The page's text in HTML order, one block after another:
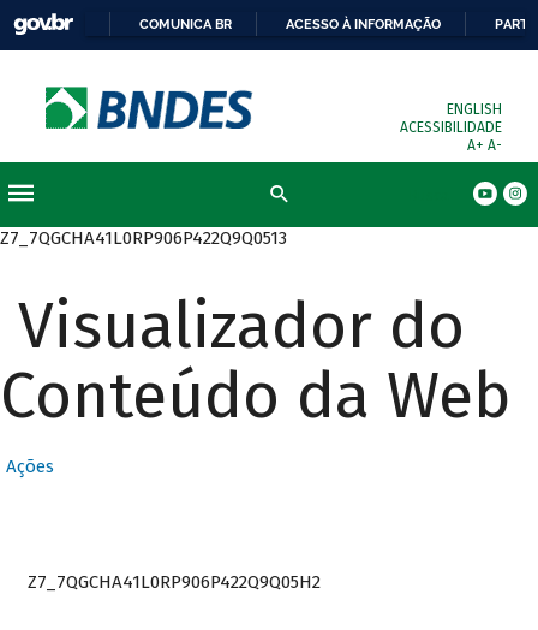
COMUNICA BR ACESSO À INFORMAÇÃO
ENGLISH
ACESSIBILIDADE
A+ A-
Z7_7QGCHA41L0RP906P422Q9Q0513
Visualizador do
Conteúdo da Web
Ações
Z7_7QGCHA41L0RP906P422Q9Q05H2